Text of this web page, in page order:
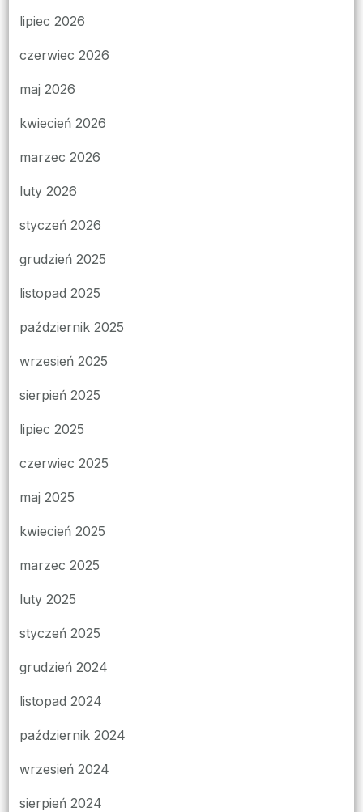
lipiec 2026
czerwiec 2026
maj 2026
kwiecień 2026
marzec 2026
luty 2026
styczeń 2026
grudzień 2025
listopad 2025
październik 2025
wrzesień 2025
sierpień 2025
lipiec 2025
czerwiec 2025
maj 2025
kwiecień 2025
marzec 2025
luty 2025
styczeń 2025
grudzień 2024
listopad 2024
październik 2024
wrzesień 2024
sierpień 2024